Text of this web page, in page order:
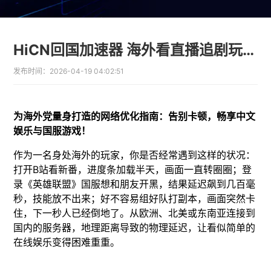
HiCN回国加速器 海外看直播追剧玩国服告别卡顿
发布时间： 2026-04-19 04:02:51
为海外党量身打造的网络优化指南：告别卡顿，畅享中文
娱乐与国服游戏！
作为一名身处海外的玩家，你是否经常遇到这样的状况：
打开B站看新番，进度条加载半天，画面一直转圈圈；登
录《英雄联盟》国服想和朋友开黑，结果延迟飙到几百毫
秒，技能放不出来；好不容易组好队打副本，画面突然卡
住，下一秒人已经倒地了。从欧洲、北美或东南亚连接到
国内的服务器，地理距离导致的物理延迟，让看似简单的
在线娱乐变得困难重重。